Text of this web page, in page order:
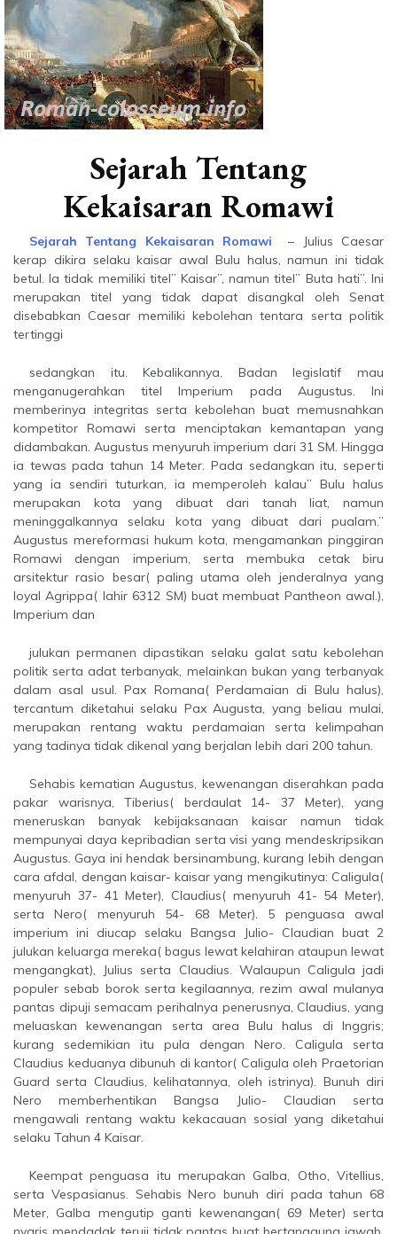
Sejarah Tentang
Kekaisaran Romawi
Sejarah Tentang Kekaisaran Romawi – Julius Caesar
kerap dikira selaku kaisar awal Bulu halus, namun ini tidak
betul. Ia tidak memiliki titel” Kaisar”, namun titel” Buta hati”. Ini
merupakan titel yang tidak dapat disangkal oleh Senat
disebabkan Caesar memiliki kebolehan tentara serta politik
tertinggi
sedangkan itu. Kebalikannya, Badan legislatif mau
menganugerahkan titel Imperium pada Augustus. Ini
memberinya integritas serta kebolehan buat memusnahkan
kompetitor Romawi serta menciptakan kemantapan yang
didambakan. Augustus menyuruh imperium dari 31 SM. Hingga
ia tewas pada tahun 14 Meter. Pada sedangkan itu, seperti
yang ia sendiri tuturkan, ia memperoleh kalau” Bulu halus
merupakan kota yang dibuat dari tanah liat, namun
meninggalkannya selaku kota yang dibuat dari pualam.”
Augustus mereformasi hukum kota, mengamankan pinggiran
Romawi dengan imperium, serta membuka cetak biru
arsitektur rasio besar( paling utama oleh jenderalnya yang
loyal Agrippa( lahir 6312 SM) buat membuat Pantheon awal.),
Imperium dan
julukan permanen dipastikan selaku galat satu kebolehan
politik serta adat terbanyak, melainkan bukan yang terbanyak
dalam asal usul. Pax Romana( Perdamaian di Bulu halus),
tercantum diketahui selaku Pax Augusta, yang beliau mulai,
merupakan rentang waktu perdamaian serta kelimpahan
yang tadinya tidak dikenal yang berjalan lebih dari 200 tahun.
Sehabis kematian Augustus, kewenangan diserahkan pada
pakar warisnya, Tiberius( berdaulat 14- 37 Meter), yang
meneruskan banyak kebijaksanaan kaisar namun tidak
mempunyai daya kepribadian serta visi yang mendeskripsikan
Augustus. Gaya ini hendak bersinambung, kurang lebih dengan
cara afdal, dengan kaisar- kaisar yang mengikutinya: Caligula(
menyuruh 37- 41 Meter), Claudius( menyuruh 41- 54 Meter),
serta Nero( menyuruh 54- 68 Meter). 5 penguasa awal
imperium ini diucap selaku Bangsa Julio- Claudian buat 2
julukan keluarga mereka( bagus lewat kelahiran ataupun lewat
mengangkat), Julius serta Claudius. Walaupun Caligula jadi
populer sebab borok serta kegilaannya, rezim awal mulanya
pantas dipuji semacam perihalnya penerusnya, Claudius, yang
meluaskan kewenangan serta area Bulu halus di Inggris;
kurang sedemikian itu pula dengan Nero. Caligula serta
Claudius keduanya dibunuh di kantor( Caligula oleh Praetorian
Guard serta Claudius, kelihatannya, oleh istrinya). Bunuh diri
Nero memberhentikan Bangsa Julio- Claudian serta
mengawali rentang waktu kekacauan sosial yang diketahui
selaku Tahun 4 Kaisar.
Keempat penguasa itu merupakan Galba, Otho, Vitellius,
serta Vespasianus. Sehabis Nero bunuh diri pada tahun 68
Meter, Galba mengutip ganti kewenangan( 69 Meter) serta